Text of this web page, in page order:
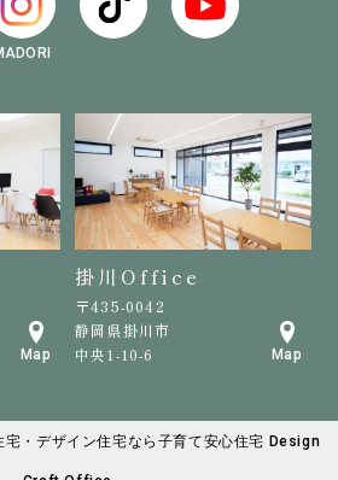
Map
掛川Office
〒435-0042
静岡県掛川市
中央1-10-6
Map
宅・デザイン住宅なら子育て安心住宅 Design